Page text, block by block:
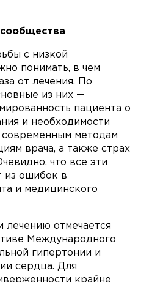
с низкой
понимать, в чем
от лечения. По
из них —
пациента о
и необходимости
методам
врача, а также страх
что все эти
из ошибок в
и медицинского
лечению отмечается
Международного
гипертонии и
сердца. Для
крайне